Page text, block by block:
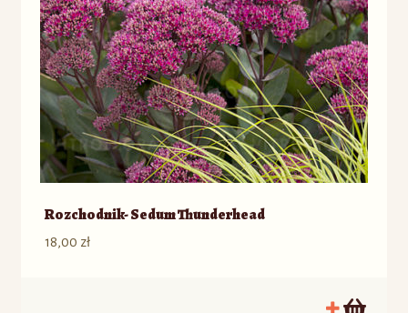
Rozchodnik- Sedum Thunderhead
18,00 zł